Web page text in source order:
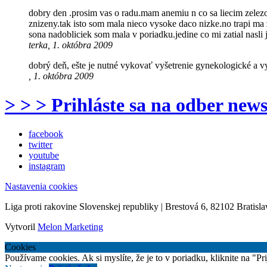
dobry den .prosim vas o radu.mam anemiu n co sa liecim
znizeny.tak isto som mala nieco vysoke daco nizke.no trapi
sona nadobliciek som mala v poriadku.jedine co mi zatial
terka, 1. októbra 2009
dobrý deň, ešte je nutné vykovať vyšetrenie gynekologické a
, 1. októbra 2009
> > > Prihláste sa na odber
facebook
twitter
youtube
instagram
Nastavenia cookies
Liga proti rakovine Slovenskej republiky | Brestová 6, 82102
Vytvoril Melon Marketing
Cookies
Používame cookies. Ak si myslíte, že je to v poriadku, kliknite na